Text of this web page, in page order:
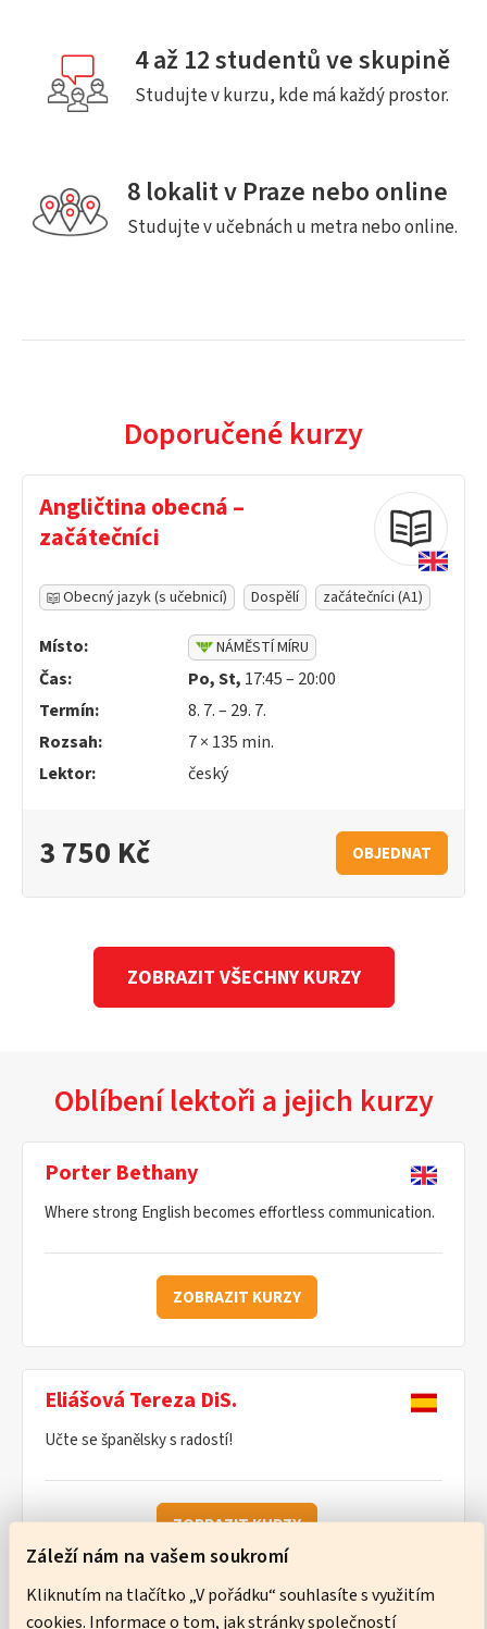
Záleží nám na vašem soukromí
Kliknutím na tlačítko „V pořádku“ souhlasíte s využitím
cookies. Informace o tom, jak stránky společností
4 až 12 studentů ve skupině
Studujte v kurzu, kde má každý prostor.
8 lokalit v Praze nebo online
Studujte v učebnách u metra nebo online.
Doporučené kurzy
Angličtina obecná –
začátečníci
Obecný jazyk (s učebnicí) Dospělí začátečníci (A1)
Místo: NÁMĚSTÍ MÍRU
Čas: Po, St, 17:45 – 20:00
Termín:
8. 7. – 29. 7.
Rozsah:
7 × 135 min.
Lektor:
český
3 750 Kč OBJEDNAT
ZOBRAZIT VŠECHNY KURZY
Oblíbení lektoři a jejich kurzy
Porter Bethany
Where strong English becomes effortless communication.
ZOBRAZIT KURZY
Eliášová Tereza DiS.
Učte se španělsky s radostí!
ZOBRAZIT KURZY